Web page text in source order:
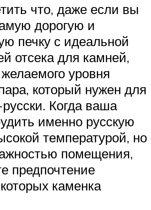
что, даже если вы
дорогую и
печку с идеальной
отсека для камней,
уровня
который нужен для
Когда ваша
именно русскую
температурой, но
помещения,
предпочтение
каменка